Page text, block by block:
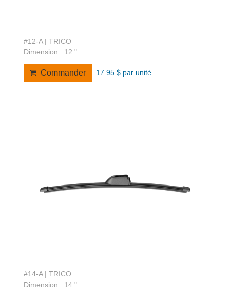
#12-A | TRICO
Dimension : 12 "
Commander 17.95 $ par unité
#14-A | TRICO
Dimension : 14 "